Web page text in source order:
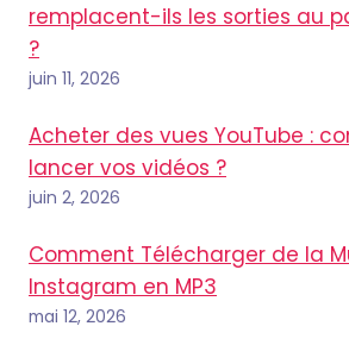
remplacent-ils les sorties au
?
juin 11, 2026
Acheter des vues YouTube :
lancer vos vidéos ?
juin 2, 2026
Comment Télécharger de la
Instagram en MP3
mai 12, 2026